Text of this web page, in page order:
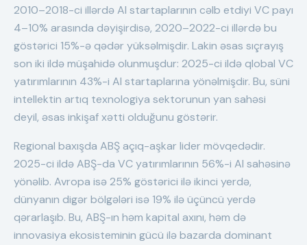
2010–2018-ci illərdə AI startaplarının cəlb etdiyi VC payı
4–10% arasında dəyişirdisə, 2020–2022-ci illərdə bu
göstərici 15%-ə qədər yüksəlmişdir. Lakin əsas sıçrayış
son iki ildə müşahidə olunmuşdur: 2025-ci ildə qlobal VC
yatırımlarının 43%-i AI startaplarına yönəlmişdir. Bu, süni
intellektin artıq texnologiya sektorunun yan sahəsi
deyil, əsas inkişaf xətti olduğunu göstərir.
Regional baxışda ABŞ açıq-aşkar lider mövqedədir.
2025-ci ildə ABŞ-da VC yatırımlarının 56%-i AI sahəsinə
yönəlib. Avropa isə 25% göstərici ilə ikinci yerdə,
dünyanın digər bölgələri isə 19% ilə üçüncü yerdə
qərarlaşıb. Bu, ABŞ-ın həm kapital axını, həm də
innovasiya ekosisteminin gücü ilə bazarda dominant